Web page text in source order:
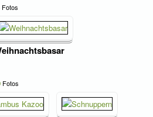
Fotos
Fotos